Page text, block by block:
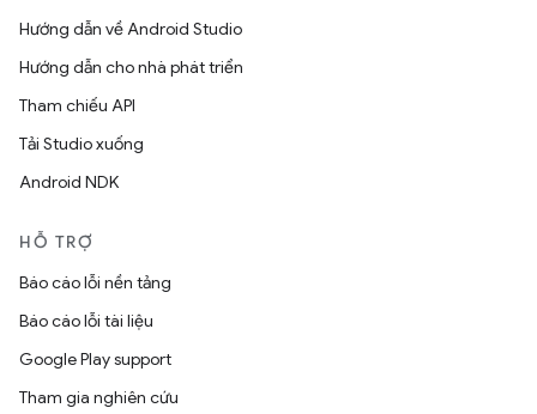
Hướng dẫn về Android Studio
Hướng dẫn cho nhà phát triển
Tham chiếu API
Tải Studio xuống
Android NDK
HỖ TRỢ
Báo cáo lỗi nền tảng
Báo cáo lỗi tài liệu
Google Play support
Tham gia nghiên cứu